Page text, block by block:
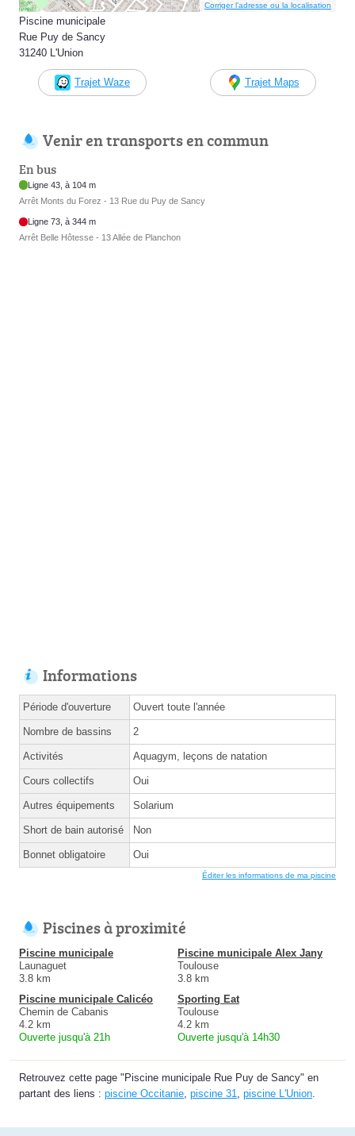
Corriger l’adresse ou la localisation
Piscine municipale
Rue Puy de Sancy
31240 L'Union
Trajet Waze Trajet Maps
Venir en transports en commun
En bus
Ligne 43, à 104 m
Arrêt Monts du Forez - 13 Rue du Puy de Sancy
Ligne 73, à 344 m
Arrêt Belle Hôtesse - 13 Allée de Planchon
Informations
Période d'ouverture Ouvert toute l'année
Nombre de bassins 2
Activités Aquagym, leçons de natation
Cours collectifs Oui
Autres équipements Solarium
Short de bain autorisé Non
Bonnet obligatoire Oui
Éditer les informations de ma piscine
Piscines à proximité
Piscine municipale
Launaguet
3.8 km
Piscine municipale Alex Jany
Toulouse
3.8 km
Piscine municipale Calicéo
Chemin de Cabanis
4.2 km
Ouverte jusqu'à 21h
Sporting Eat
Toulouse
4.2 km
Ouverte jusqu'à 14h30
Retrouvez cette page "Piscine municipale Rue Puy de Sancy" en
partant des liens : piscine Occitanie, piscine 31, piscine L'Union.